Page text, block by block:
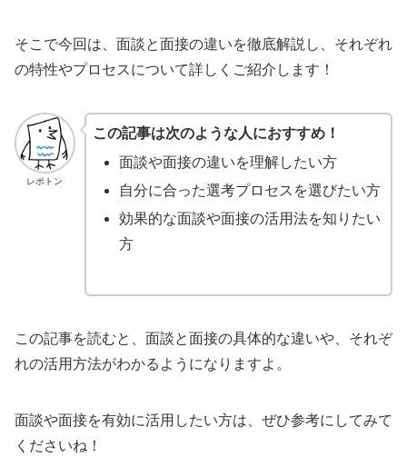
そこで今回は、面談と面接の違いを徹底解説し、それぞれ
の特性やプロセスについて詳しくご紹介します！
レポトン
この記事は次のような人におすすめ！
面談や面接の違いを理解したい方
自分に合った選考プロセスを選びたい方
効果的な面談や面接の活用法を知りたい
方
この記事を読むと、面談と面接の具体的な違いや、それぞ
れの活用方法がわかるようになりますよ。
面談や面接を有効に活用したい方は、ぜひ参考にしてみて
くださいね！